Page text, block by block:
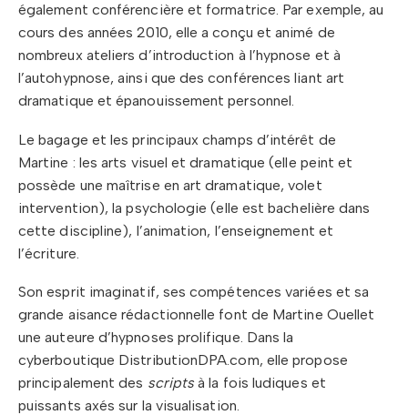
également conférencière et formatrice. Par exemple, au
cours des années 2010, elle a conçu et animé de
nombreux ateliers d’introduction à l’hypnose et à
l’autohypnose, ainsi que des conférences liant art
dramatique et épanouissement personnel.
Le bagage et les principaux champs d’intérêt de
Martine : les arts visuel et dramatique (elle peint et
possède une maîtrise en art dramatique, volet
intervention), la psychologie (elle est bachelière dans
cette discipline), l’animation, l’enseignement et
l’écriture.
Son esprit imaginatif, ses compétences variées et sa
grande aisance rédactionnelle font de Martine Ouellet
une auteure d’hypnoses prolifique. Dans la
cyberboutique DistributionDPA.com, elle propose
principalement des scriptsà la fois ludiques et
puissants axés sur la visualisation.